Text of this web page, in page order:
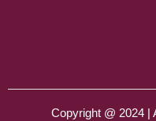
Copyright @ 2024 |